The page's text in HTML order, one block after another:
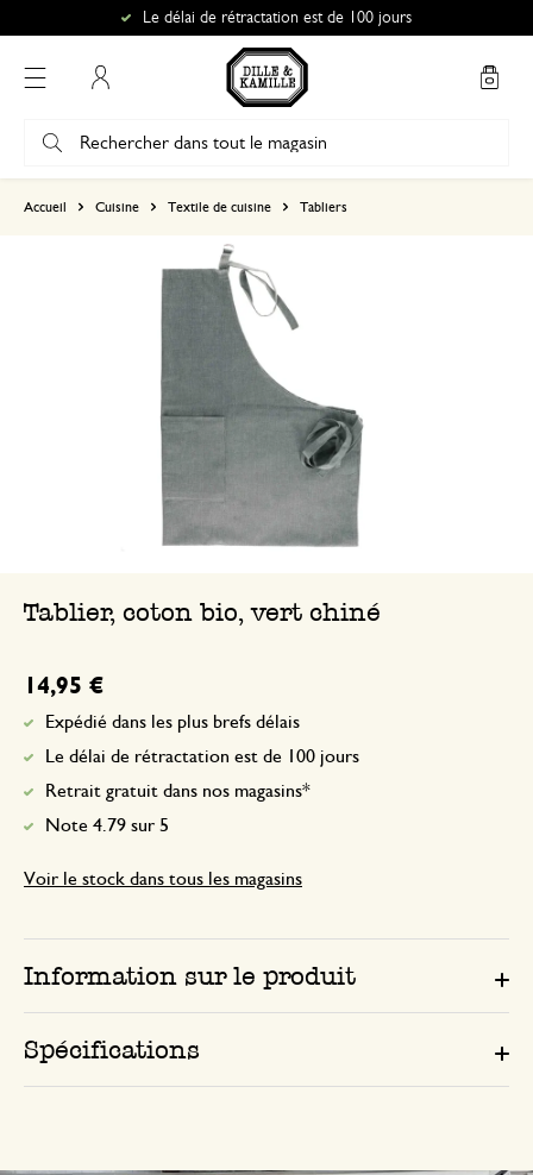
Le délai de rétractation est de 100 jours
Accueil Cuisine Textile de cuisine Tabliers
Tablier, coton bio, vert chiné
14,95 €
Expédié dans les plus brefs délais
Le délai de rétractation est de 100 jours
Retrait gratuit dans nos magasins*
Note 4.79 sur 5
Voir le stock dans tous les magasins
Information sur le produit
Spécifications